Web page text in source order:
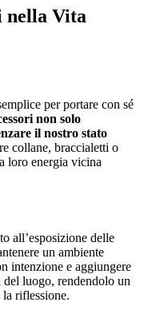
nella Vita
per portare con sé
non solo
il nostro stato
collane, braccialetti o
loro energia vicina
all’esposizione delle
un ambiente
intenzione e aggiungere
luogo, rendendolo un
riflessione.